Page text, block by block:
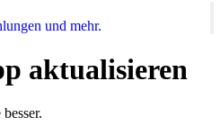
und mehr.
aktualisieren